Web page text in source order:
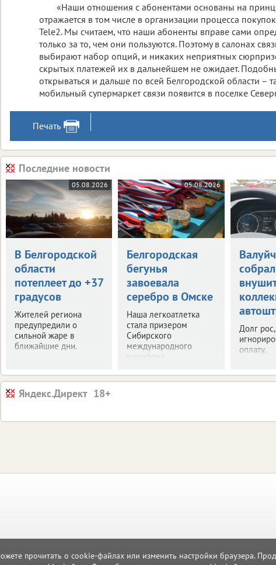
прочитать о cookie-файлах или изменить настройки браузера.
«Наши отношения с абонентами основаны на
отражается в том числе в организации процесса
Tele2. Мы считаем, что наши абоненты вправе сами
только за то, чем они пользуются. Поэтому в салонах
выбирают набор опций, и никаких неприятных
скрытых платежей их в дальнейшем не ожидает.
открываться и дальше по всей Белгородской области –
мобильный супермаркет связи появится в поселке
Печать
Последние новости
05.08.2026
В Белгородской
области
потеплеет до +37
градусов
Жителей региона
предупредили о
сильной жаре в
ближайшие дни.
05.08.2026
Белгородская
бегунья
завоевала
серебро в Омске
Наша легкоатлетка
стала призером
Сибирского
международного
марафона.
собрал
Долг
оплату.
Яндекс.Директ